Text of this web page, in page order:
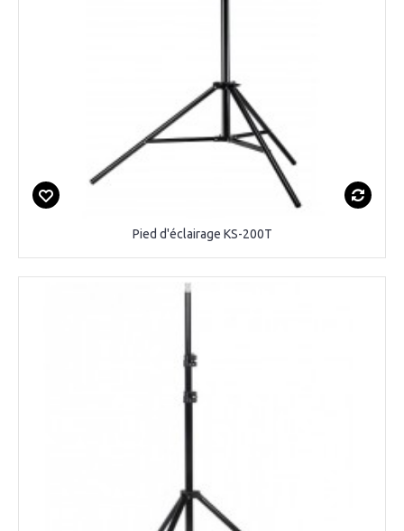
Pied d'éclairage KS-200T